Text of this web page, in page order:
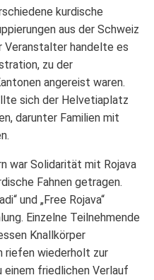
kurdische
aus der Schweiz
Veranstalter handelte es
zu der
angereist waren.
sich der Helvetiaplatz
darunter Familien mit
war Solidarität mit Rojava
Fahnen getragen.
und „Free Rojava“
Einzelne Teilnehmende
Knallkörper
riefen wiederholt zur
einem friedlichen Verlauf